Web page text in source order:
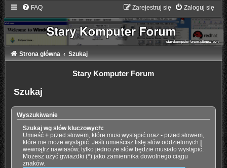
FAQ Zaloguj się
Zarejestruj się
Strona główna Szukaj
Stary Komputer Forum
Szukaj
Wyszukiwanie
Szukaj wg słów kluczowych:
Umieść +przed słowem, które musi wystąpić oraz -przed słowem,
które nie może wystąpić. Jeśli umieścisz listę słów oddzielonych
wewnątrz nawiasów, tylko jedno ze słów będzie musiało wystąpić.
Możesz użyć gwiazdki (*) jako zamiennika dowolnego ciągu
znaków.